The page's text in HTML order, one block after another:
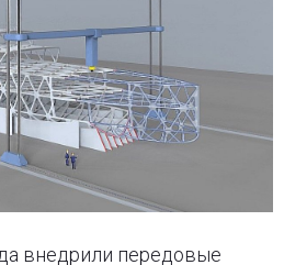
внедрили передовые